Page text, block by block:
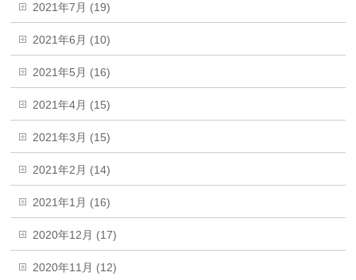
2021年7月 (19)
2021年6月 (10)
2021年5月 (16)
2021年4月 (15)
2021年3月 (15)
2021年2月 (14)
2021年1月 (16)
2020年12月 (17)
2020年11月 (12)